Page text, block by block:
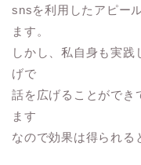
snsを利用したアピー
ます。
しかし、私自身も実
げで
話を広げることができ
ます
なので効果は得られる